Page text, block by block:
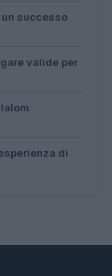
un successo
valide per
di